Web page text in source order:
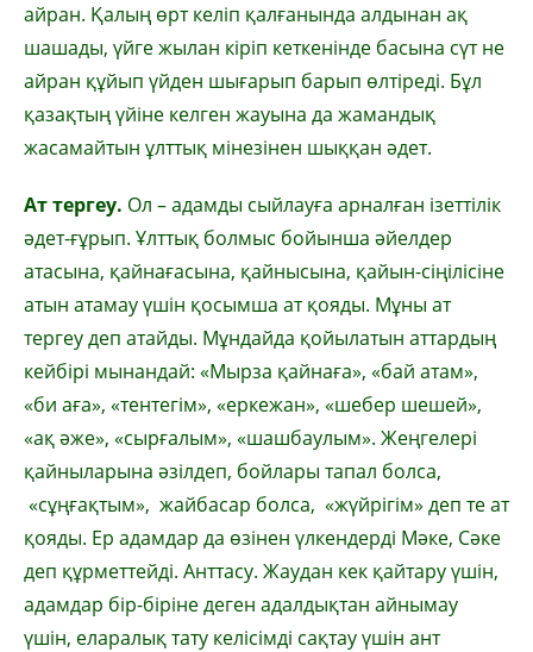
айран. Қалың өрт келіп қалғанында алдынан ақ
шашады, үйге жылан кіріп кеткенінде басына сүт не
айран құйып үйден шығарып барып өлтіреді. Бұл
қазақтың үйіне келген жауына да жамандық
жасамайтын ұлттық мінезінен шыққан әдет.
Ат тергеу. Ол – адамды сыйлауға арналған ізеттілік
әдет-ғұрып. Ұлттық болмыс бойынша әйелдер
атасына, қайнағасына, қайнысына, қайын-сіңілісіне
атын атамау үшін қосымша ат қояды. Мұны ат
тергеу деп атайды. Мұндайда қойылатын аттардың
кейбірі мынандай: «Мырза қайнаға», «бай атам»,
«би аға», «тентегім», «еркежан», «шебер шешей»,
«ақ әже», «сырғалым», «шашбаулым». Жеңгелері
қайныларына әзілдеп, бойлары тапал болса,
«сұңғақтым», жайбасар болса, «жүйрігім» деп те ат
қояды. Ер адамдар да өзінен үлкендерді Мәке, Сәке
деп құрметтейді. Анттасу. Жаудан кек қайтару үшін,
адамдар бір-біріне деген адалдықтан айнымау
үшін, еларалық тату келісімді сақтау үшін ант